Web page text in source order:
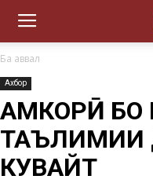
Ба аввал
Ахбор
ҲАМКОРӢ
ТАЪЛИМИИ
КУВАЙТ